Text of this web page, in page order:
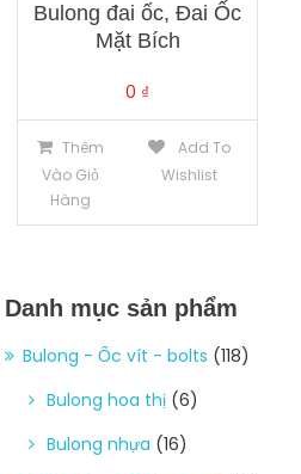
Bulong đai ốc, Đai Ốc
Mặt Bích
0 ₫
Thêm
Vào Giỏ
Hàng
Add To
Wishlist
Danh mục sản phẩm
Bulong - Ốc vít - bolts (118)
Bulong hoa thị (6)
Bulong nhựa (16)